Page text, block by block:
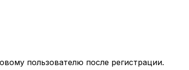
пользователю после регистрации.